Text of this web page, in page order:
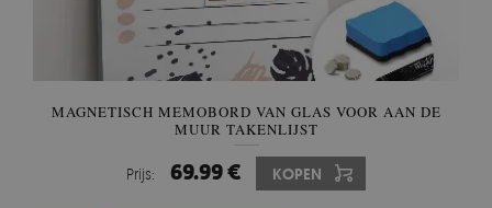
MAGNETISCH MEMOBORD VAN GLAS VOOR AAN DE
MUUR TAKENLIJST
Prijs: 69.99 € KOPEN